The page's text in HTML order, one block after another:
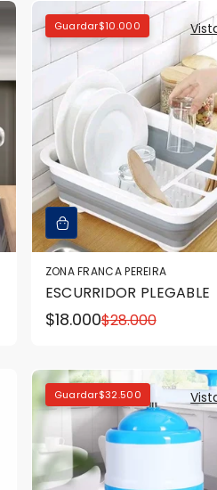
Guardar$10.000
ZONA FRANCA PEREIRA
ESCURRIDOR PLEGABLE
Precio
oferta
$18.000
Precio $28.000
Guardar$32.500